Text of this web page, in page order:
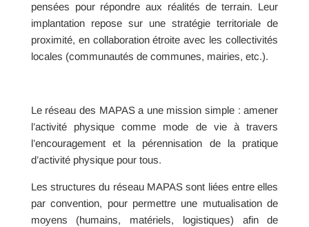
pensées pour répondre aux réalités de terrain. Leur
implantation repose sur une stratégie territoriale de
proximité, en collaboration étroite avec les collectivités
locales (communautés de communes, mairies, etc.).
Le réseau des MAPAS a une mission simple : amener
l’activité physique comme mode de vie à travers
l’encouragement et la pérennisation de la pratique
d’activité physique pour tous.
Les structures du réseau MAPAS sont liées entre elles
par convention, pour permettre une mutualisation de
moyens (humains, matériels, logistiques) afin de